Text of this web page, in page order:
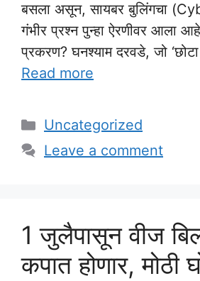
बसला असून, सायबर बुलिंगचा
गंभीर प्रश्न पुन्हा ऐरणीवर आला
प्रकरण? घनश्याम दरवडे, जो ‘छोटा
Read more
Categories
Uncategorized
Leave a comment
1 जुलैपासून वीज
कपात होणार, मोठी